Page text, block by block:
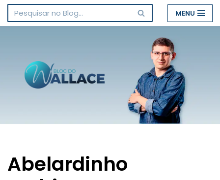
Pular
conteúdo
MENU
Abelardinho